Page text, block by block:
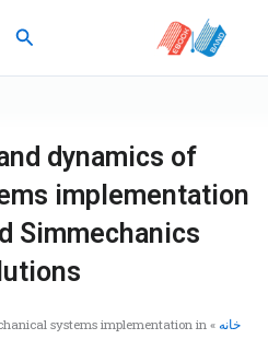
dynamics of
implementation
Simmechanics
خانه »
systems implementation in